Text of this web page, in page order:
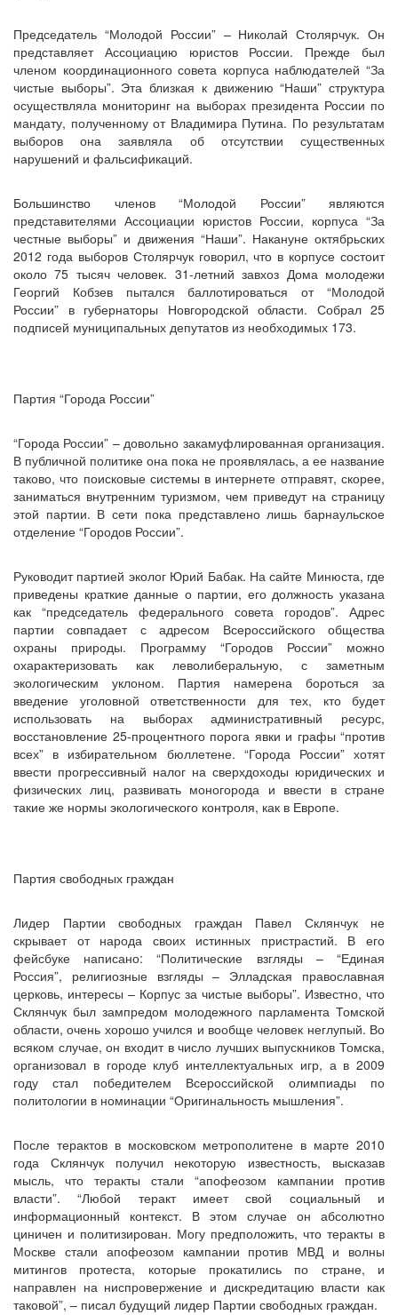
Председатель “Молодой России” – Николай Столярчук. Он
представляет Ассоциацию юристов России. Прежде был
членом координационного совета корпуса наблюдателей “За
чистые выборы”. Эта близкая к движению “Наши” структура
осуществляла мониторинг на выборах президента России по
мандату, полученному от Владимира Путина. По результатам
выборов она заявляла об отсутствии существенных
нарушений и фальсификаций.
Большинство членов “Молодой России” являются
представителями Ассоциации юристов России, корпуса “За
честные выборы” и движения “Наши”. Накануне октябрьских
2012 года выборов Столярчук говорил, что в корпусе состоит
около 75 тысяч человек. 31-летний завхоз Дома молодежи
Георгий Кобзев пытался баллотироваться от “Молодой
России” в губернаторы Новгородской области. Собрал 25
подписей муниципальных депутатов из необходимых 173.
Партия “Города России”
“Города России” – довольно закамуфлированная организация.
В публичной политике она пока не проявлялась, а ее название
таково, что поисковые системы в интернете отправят, скорее,
заниматься внутренним туризмом, чем приведут на страницу
этой партии. В сети пока представлено лишь барнаульское
отделение “Городов России”.
Руководит партией эколог Юрий Бабак. На сайте Минюста, где
приведены краткие данные о партии, его должность указана
как “председатель федерального совета городов”. Адрес
партии совпадает с адресом Всероссийского общества
охраны природы. Программу “Городов России” можно
охарактеризовать как леволиберальную, с заметным
экологическим уклоном. Партия намерена бороться за
введение уголовной ответственности для тех, кто будет
использовать на выборах административный ресурс,
восстановление 25-процентного порога явки и графы “против
всех” в избирательном бюллетене. “Города России” хотят
ввести прогрессивный налог на сверхдоходы юридических и
физических лиц, развивать моногорода и ввести в стране
такие же нормы экологического контроля, как в Европе.
Партия свободных граждан
Лидер Партии свободных граждан Павел Склянчук не
скрывает от народа своих истинных пристрастий. В его
фейсбуке написано: “Политические взгляды – “Единая
Россия”, религиозные взгляды – Элладская православная
церковь, интересы – Корпус за чистые выборы”. Известно, что
Склянчук был зампредом молодежного парламента Томской
области, очень хорошо учился и вообще человек неглупый. Во
всяком случае, он входит в число лучших выпускников Томска,
организовал в городе клуб интеллектуальных игр, а в 2009
году стал победителем Всероссийской олимпиады по
политологии в номинации “Оригинальность мышления”.
После терактов в московском метрополитене в марте 2010
года Склянчук получил некоторую известность, высказав
мысль, что теракты стали “апофеозом кампании против
власти”. “Любой теракт имеет свой социальный и
информационный контекст. В этом случае он абсолютно
циничен и политизирован. Могу предположить, что теракты в
Москве стали апофеозом кампании против МВД и волны
митингов протеста, которые прокатились по стране, и
направлен на ниспровержение и дискредитацию власти как
таковой”, – писал будущий лидер Партии свободных граждан.